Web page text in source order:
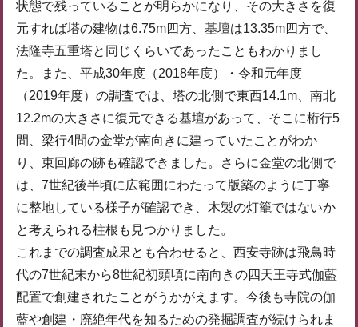
状態で残っていることが明らかになり、その大きさを復
元すれば塔の建物は6.75m四方、基壇は13.35m四方で、
法隆寺五重塔と同じくらいであったこともわかりまし
た。また、平成30年度（2018年度）・令和元年度
（2019年度）の調査では、塔の北側で東西14.1m、南北
12.2mの大きさに復元できる基壇があって、そこに桁行5
間、梁行4間の金堂が南向きに建っていたことがわか
り、東回廊の跡も確認できました。さらに金堂の北側で
は、7世紀後半頃に広範囲にわたって版築のように丁寧
に整地している様子が確認でき、木製の灯籠ではないか
と考えられる柱根も見つかりました。
これまでの調査成果とも合わせると、西安寺跡は飛鳥時
代の7世紀末から8世紀初頭頃に南向きの四天王寺式伽藍
配置で創建されたことがうかがえます。今後も寺院の伽
藍や創建・廃絶年代を知るための発掘調査が続けられま